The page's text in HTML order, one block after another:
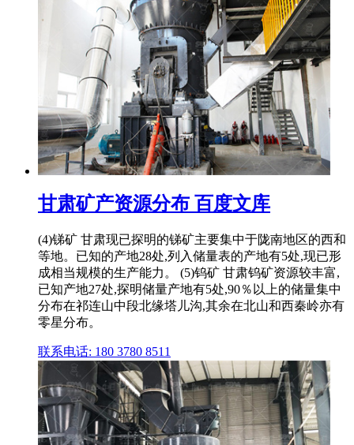
甘肃矿产资源分布 百度文库
(4)锑矿 甘肃现已探明的锑矿主要集中于陇南地区的西和
等地。已知的产地28处,列入储量表的产地有5处,现已形
成相当规模的生产能力。 (5)钨矿 甘肃钨矿资源较丰富,
已知产地27处,探明储量产地有5处,90％以上的储量集中
分布在祁连山中段北缘塔儿沟,其余在北山和西秦岭亦有
零星分布。
联系电话: 180 3780 8511